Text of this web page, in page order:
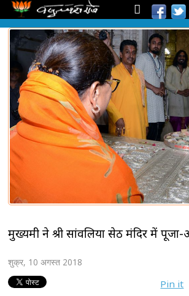
मुख्यमंत्री ने श्री सांवलिया सेठ मंदिर में पूजा-
शुक्र, 10 अगस्त 2018
Pin it